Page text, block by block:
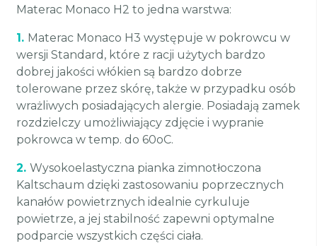
Materac Monaco H2 to jedna warstwa:
1. Materac Monaco H3 występuje w pokrowcu w
wersji Standard, które z racji użytych bardzo
dobrej jakości włókien są bardzo dobrze
tolerowane przez skórę, także w przypadku osób
wrażliwych posiadających alergie. Posiadają zamek
rozdzielczy umożliwiający zdjęcie i wypranie
pokrowca w temp. do 60oC.
2. Wysokoelastyczna pianka zimnotłoczona
Kaltschaum dzięki zastosowaniu poprzecznych
kanałów powietrznych idealnie cyrkuluje
powietrze, a jej stabilność zapewni optymalne
podparcie wszystkich części ciała.